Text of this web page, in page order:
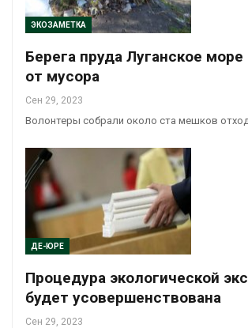
ЭКОЗАМЕТКА
Берега пруда Луганское
от мусора
Сен 29, 2023
Волонтеры собрали около ста мешков
ДЕ-ЮРЕ
Процедура экологической
будет усовершенствована
Сен 29, 2023